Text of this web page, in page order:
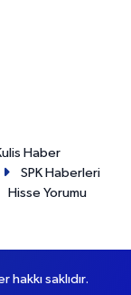
Haber
SPK Haberleri
Hisse Yorumu
saklıdır.